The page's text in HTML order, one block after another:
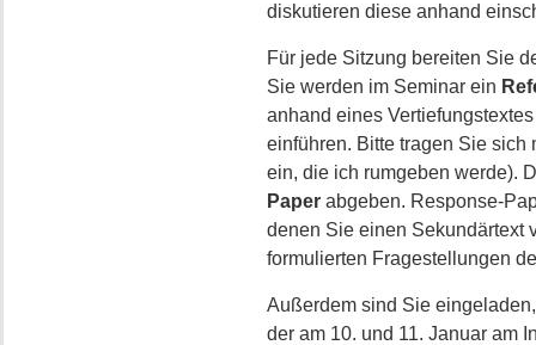
diskutieren diese anhand
Für jede Sitzung bereiten Sie
Sie werden im Seminar ein
anhand eines
einführen. Bitte tragen Sie sich
ein, die ich rumgeben werde).
Paperabgeben. Response-
denen Sie einen Sekundärtext
formulierten Fragestellungen
Außerdem sind Sie
der am 10. und 11. Januar am